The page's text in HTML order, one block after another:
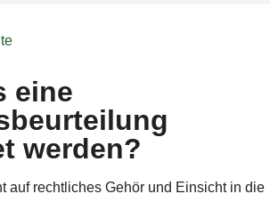
eine
werden?
auf rechtliches Gehör und Einsicht in die